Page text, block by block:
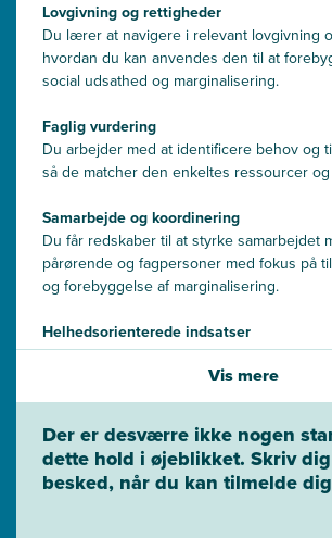
Lovgivning og rettigheder
Du lærer at navigere i relevant lovgivning
hvordan du kan anvendes den til at
social udsathed og marginalisering.
Faglig vurdering
Du arbejder med at identificere behov og
så de matcher den enkeltes ressourcer
Samarbejde og koordinering
Du får redskaber til at styrke samarbejdet
pårørende og fagpersoner med fokus på
og forebyggelse af marginalisering.
Helhedsorienterede indsatser
Modulet styrker din evne til at arbejde
med respekt for den enkeltes livssituation.
Vis mere
Der er desværre ikke nogen
dette hold i øjeblikket. Skriv
besked, når du kan tilmelde